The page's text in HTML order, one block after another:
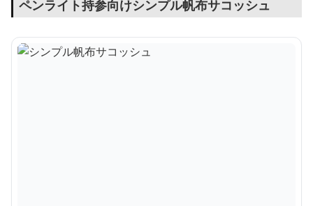
ペンライト持参向けシンプル帆布サコッシュ